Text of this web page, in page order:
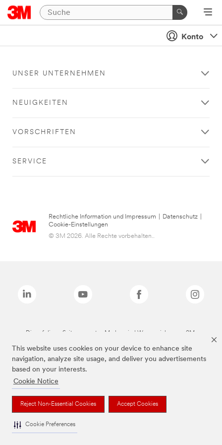
This website uses cookies on your device to enhance site
navigation, analyze site usage, and deliver you advertisements
based on your interests.
Cookie Notice
Reject Non-Essential Cookies Accept Cookies
Cookie Preferences
Konto
UNSER UNTERNEHMEN
NEUIGKEITEN
VORSCHRIFTEN
SERVICE
Rechtliche Information und Impressum Datenschutz
Cookie-Einstellungen
© 3M 2026. Alle Rechte vorbehalten..
Die auf dieser Seite genannten Marken sind Warenzeichen von 3M.